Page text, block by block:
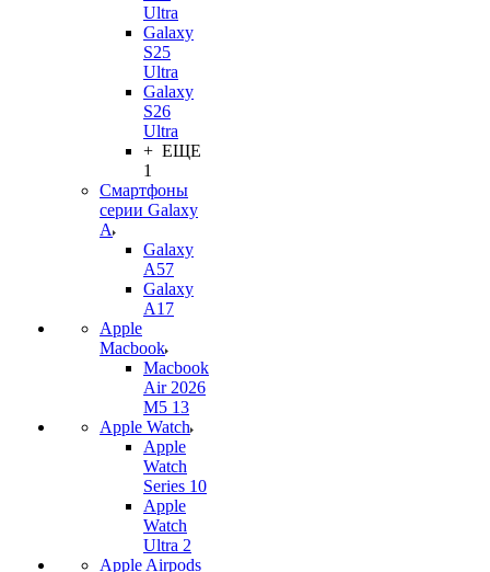
Ultra
Galaxy
S25
Ultra
Galaxy
S26
Ultra
+ ЕЩЕ
1
Смартфоны
серии Galaxy
A
Galaxy
A57
Galaxy
A17
Apple
Macbook
Macbook
Air 2026
M5 13
Apple Watch
Apple
Watch
Series 10
Apple
Watch
Ultra 2
Apple Airpods